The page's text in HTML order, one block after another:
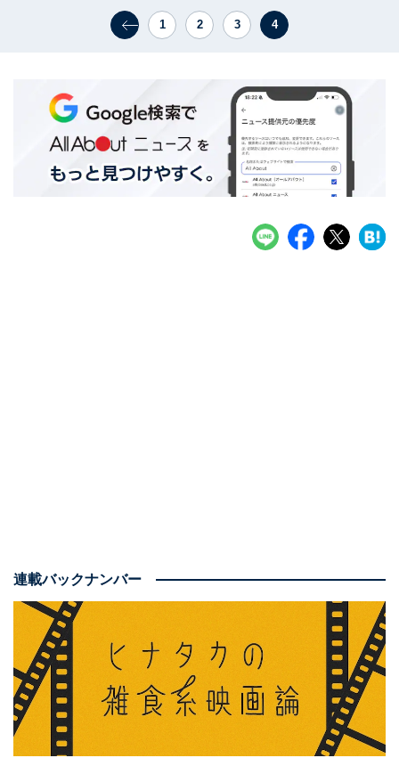
1 2 3 4
連載バックナンバー